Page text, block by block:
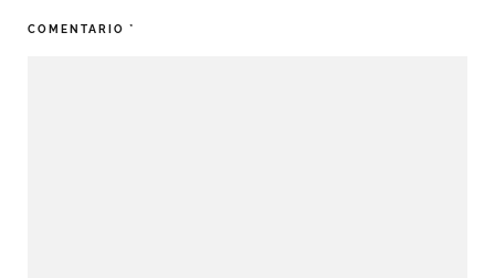
COMENTARIO *